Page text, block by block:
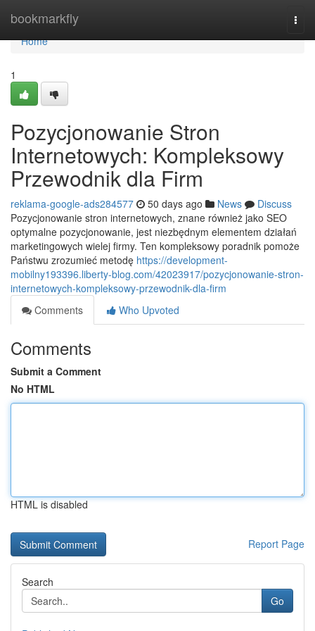
bookmarkfly
Home
Home
1
Pozycjonowanie Stron
Internetowych: Kompleksowy
Przewodnik dla Firm
reklama-google-ads284577 50 days ago News
Discuss
Pozycjonowanie stron internetowych, znane również jako SEO
optymalne pozycjonowanie, jest niezbędnym elementem działań
marketingowych wielej firmy. Ten kompleksowy poradnik pomoże
Państwu zrozumieć metodę https://development-
mobilny193396.liberty-blog.com/42023917/pozycjonowanie-stron-
internetowych-kompleksowy-przewodnik-dla-firm
Comments
Who Upvoted
Comments
Submit a Comment
No HTML
HTML is disabled
Report Page
Search
Go